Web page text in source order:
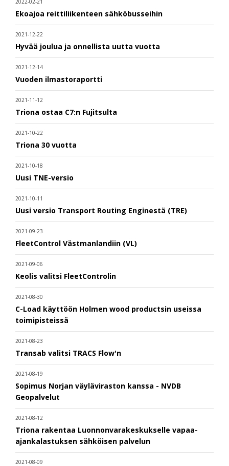
2022-02-21
Ekoajoa reittiliikenteen sähköbusseihin
2021-12-22
Hyvää joulua ja onnellista uutta vuotta
2021-12-14
Vuoden ilmastoraportti
2021-11-12
Triona ostaa C7:n Fujitsulta
2021-10-22
Triona 30 vuotta
2021-10-18
Uusi TNE-versio
2021-10-11
Uusi versio Transport Routing Enginestä (TRE)
2021-09-23
FleetControl Västmanlandiin (VL)
2021-09-06
Keolis valitsi FleetControlin
2021-08-30
C-Load käyttöön Holmen wood productsin useissa
toimipisteissä
2021-08-23
Transab valitsi TRACS Flow'n
2021-08-19
Sopimus Norjan väyläviraston kanssa - NVDB
Geopalvelut
2021-08-12
Triona rakentaa Luonnonvarakeskukselle vapaa-
ajankalastuksen sähköisen palvelun
2021-08-09